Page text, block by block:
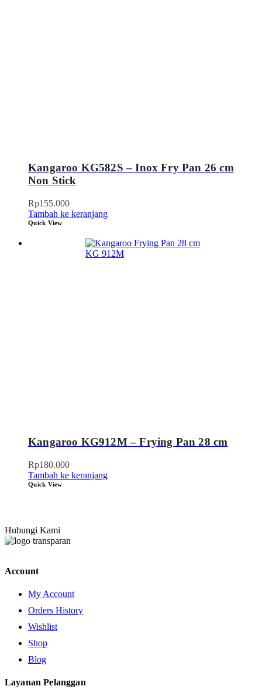
Kangaroo KG582S – Inox Fry Pan 26 cm
Non Stick
Rp155.000
Tambah ke keranjang
Quick View
Kangaroo KG912M – Frying Pan 28 cm
Rp180.000
Tambah ke keranjang
Quick View
Hubungi Kami
Account
My Account
Orders History
Wishlist
Shop
Blog
Layanan Pelanggan